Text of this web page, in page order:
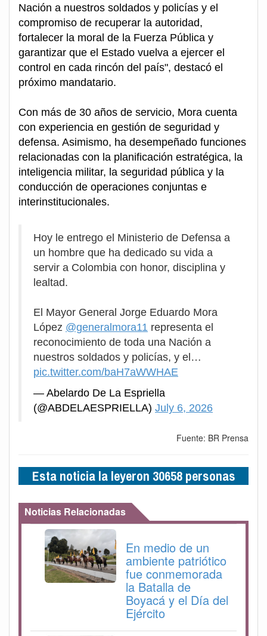
Nación a nuestros soldados y policías y el
compromiso de recuperar la autoridad,
fortalecer la moral de la Fuerza Pública y
garantizar que el Estado vuelva a ejercer el
control en cada rincón del país", destacó el
próximo mandatario.
Con más de 30 años de servicio, Mora cuenta
con experiencia en gestión de seguridad y
defensa. Asimismo, ha desempeñado funciones
relacionadas con la planificación estratégica, la
inteligencia militar, la seguridad pública y la
conducción de operaciones conjuntas e
interinstitucionales.
Hoy le entrego el Ministerio de Defensa a
un hombre que ha dedicado su vida a
servir a Colombia con honor, disciplina y
lealtad.
El Mayor General Jorge Eduardo Mora
López @generalmora11 representa el
reconocimiento de toda una Nación a
nuestros soldados y policías, y el…
pic.twitter.com/baH7aWWHAE
— Abelardo De La Espriella
(@ABDELAESPRIELLA) July 6, 2026
Fuente: BR Prensa
Esta noticia la leyeron 30658 personas
Noticias Relacionadas
En medio de un
ambiente patriótico
fue conmemorada
la Batalla de
Boyacá y el Día del
Ejército